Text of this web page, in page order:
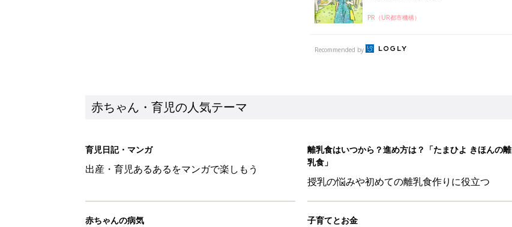
PR（UR都市機構）
Recommended by
赤ちゃん・育児の人気テーマ
育児日記・マンガ
出産・育児あるあるをマンガで楽しもう
離乳食はいつから？進め方は？「たまひよ きほんの離
乳食」
授乳の悩みや初めての離乳食作りに役立つ
赤ちゃんの病気 子育てとお金